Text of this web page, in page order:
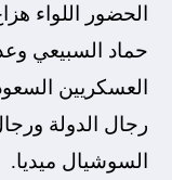
الحضور اللواء
حماد السبيعي
العسكريين
رجال الدولة
السوشيال ميديا.